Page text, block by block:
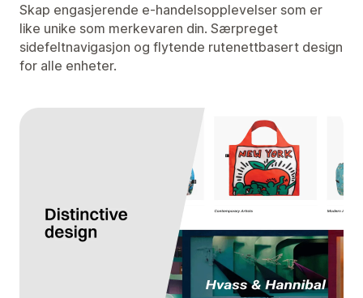
Skap engasjerende e-handelsopplevelser som er
like unike som merkevaren din. Særpreget
sidefeltnavigasjon og flytende rutenettbasert design
for alle enheter.